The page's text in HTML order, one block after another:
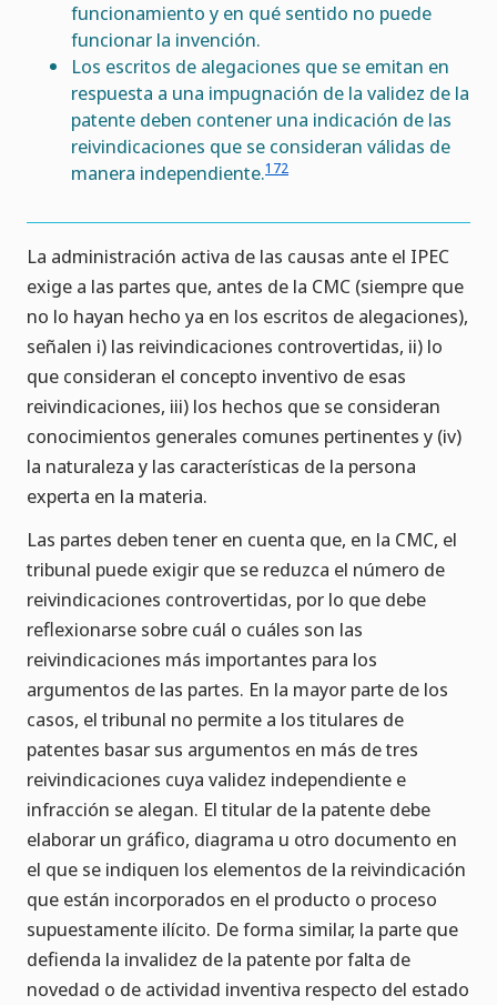
funcionamiento y en qué sentido no puede
funcionar la invención.
Los escritos de alegaciones que se emitan en
respuesta a una impugnación de la validez de la
patente deben contener una indicación de las
reivindicaciones que se consideran válidas de
manera independiente.172
La administración activa de las causas ante el IPEC
exige a las partes que, antes de la CMC (siempre que
no lo hayan hecho ya en los escritos de alegaciones),
señalen i) las reivindicaciones controvertidas, ii) lo
que consideran el concepto inventivo de esas
reivindicaciones, iii) los hechos que se consideran
conocimientos generales comunes pertinentes y (iv)
la naturaleza y las características de la persona
experta en la materia.
Las partes deben tener en cuenta que, en la CMC, el
tribunal puede exigir que se reduzca el número de
reivindicaciones controvertidas, por lo que debe
reflexionarse sobre cuál o cuáles son las
reivindicaciones más importantes para los
argumentos de las partes. En la mayor parte de los
casos, el tribunal no permite a los titulares de
patentes basar sus argumentos en más de tres
reivindicaciones cuya validez independiente e
infracción se alegan. El titular de la patente debe
elaborar un gráfico, diagrama u otro documento en
el que se indiquen los elementos de la reivindicación
que están incorporados en el producto o proceso
supuestamente ilícito. De forma similar, la parte que
defienda la invalidez de la patente por falta de
novedad o de actividad inventiva respecto del estado